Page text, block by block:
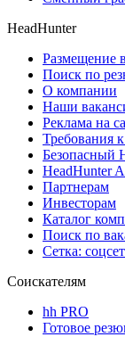
HeadHunter
Размещение
Поиск по
О компании
Наши
Реклама на
Требования
Безопасный
HeadHunter
Партнерам
Инвесторам
Каталог
Поиск по
Сетка:
Соискателям
hh PRO
Готовое